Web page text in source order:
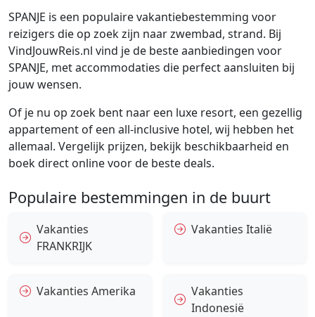
SPANJE is een populaire vakantiebestemming voor
reizigers die op zoek zijn naar zwembad, strand. Bij
VindJouwReis.nl vind je de beste aanbiedingen voor
SPANJE, met accommodaties die perfect aansluiten bij
jouw wensen.
Of je nu op zoek bent naar een luxe resort, een gezellig
appartement of een all-inclusive hotel, wij hebben het
allemaal. Vergelijk prijzen, bekijk beschikbaarheid en
boek direct online voor de beste deals.
Populaire bestemmingen in de buurt
Vakanties
FRANKRIJK
Vakanties Italië
Vakanties Amerika
Vakanties
Indonesië